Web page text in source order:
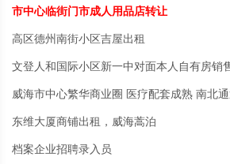
市中心临街门市成人用品店转让
高区德州南街小区吉屋出租
文登人和国际小区新一中对面本人自有房销
威海市中心繁华商业圈 医疗配套成熟 南北
东维大厦商铺出租，威海蒿泊
档案企业招聘录入员